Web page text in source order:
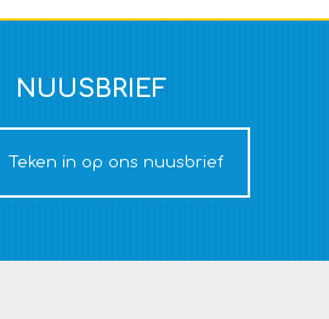
NUUSBRIEF
Teken in op ons nuusbrief